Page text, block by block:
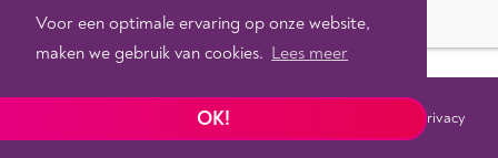
Voor een optimale ervaring op onze website,
maken we gebruik van cookies. Lees meer
OK!
Tixly Privacy